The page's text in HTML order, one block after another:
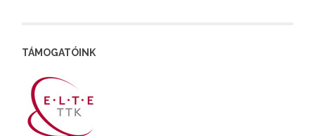
TÁMOGATÓINK